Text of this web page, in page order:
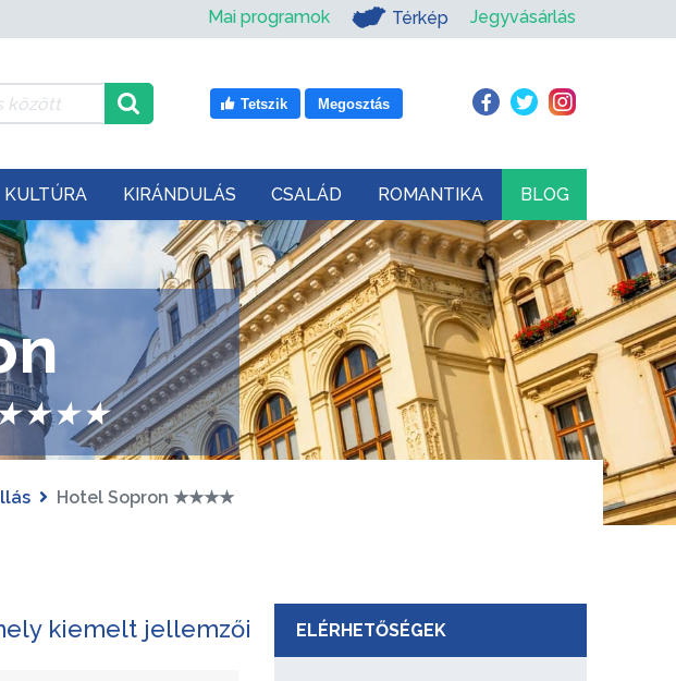
Mai programok Térkép Jegyvásárlás
Tetszik Megosztás
KULTÚRA KIRÁNDULÁS CSALÁD ROMANTIKA BLOG
★★★★
Hotel Sopron ★★★★
kiemelt jellemzői ELÉRHETŐSÉGEK